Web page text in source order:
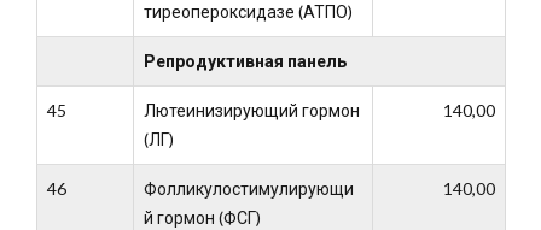
тиреопероксидазе (АТПО)
Репродуктивная панель
45
Лютеинизирующий гормон
(ЛГ)
140,00
46
Фолликулостимулирующи
й гормон (ФСГ)
140,00